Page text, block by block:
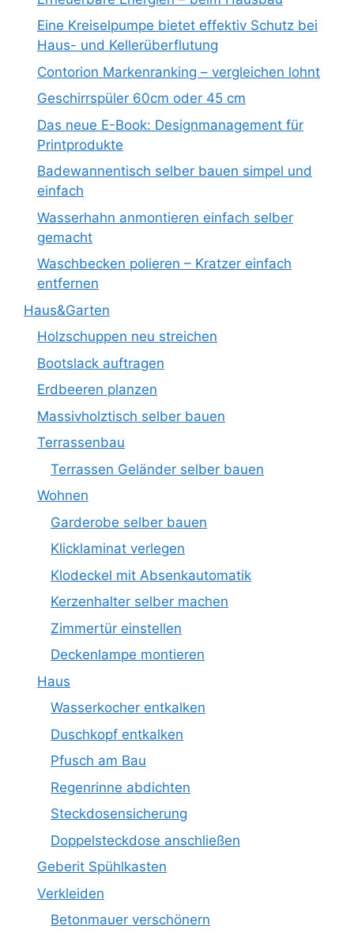
Eine Kreiselpumpe bietet effektiv Schutz bei
Haus- und Kellerüberflutung
Contorion Markenranking – vergleichen lohnt
Geschirrspüler 60cm oder 45 cm
Das neue E-Book: Designmanagement für
Printprodukte
Badewannentisch selber bauen simpel und
einfach
Wasserhahn anmontieren einfach selber
gemacht
Waschbecken polieren – Kratzer einfach
entfernen
Haus&Garten
Holzschuppen neu streichen
Bootslack auftragen
Erdbeeren planzen
Massivholztisch selber bauen
Terrassenbau
Terrassen Geländer selber bauen
Wohnen
Garderobe selber bauen
Klicklaminat verlegen
Klodeckel mit Absenkautomatik
Kerzenhalter selber machen
Zimmertür einstellen
Deckenlampe montieren
Haus
Wasserkocher entkalken
Duschkopf entkalken
Pfusch am Bau
Regenrinne abdichten
Steckdosensicherung
Doppelsteckdose anschließen
Geberit Spühlkasten
Verkleiden
Betonmauer verschönern